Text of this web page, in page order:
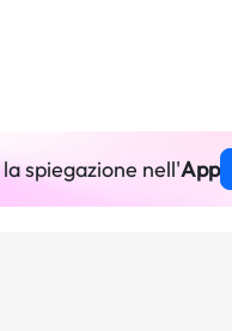
la spiegazione nell'App